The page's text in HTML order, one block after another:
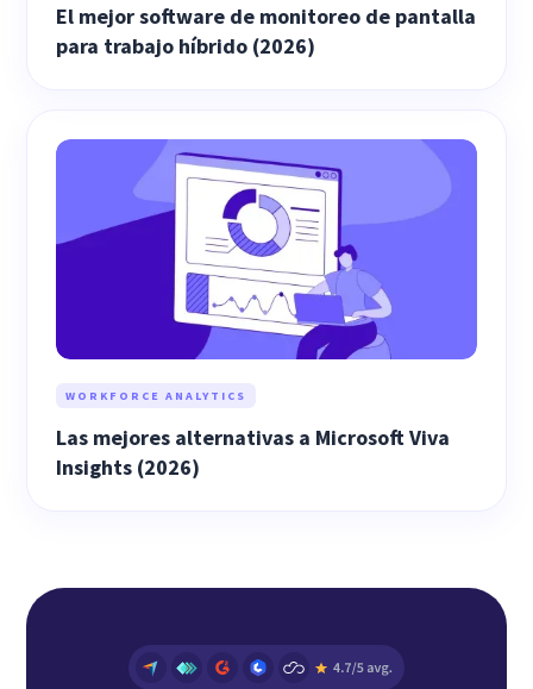
El mejor software de monitoreo de pantalla
para trabajo híbrido (2026)
WORKFORCE ANALYTICS
Las mejores alternativas a Microsoft Viva
Insights (2026)